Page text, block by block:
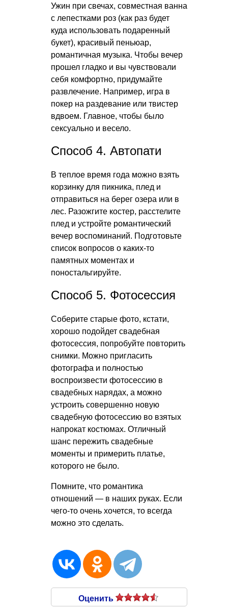
Ужин при свечах, совместная ванна
с лепестками роз (как раз будет
куда использовать подаренный
букет), красивый пеньюар,
романтичная музыка. Чтобы вечер
прошел гладко и вы чувствовали
себя комфортно, придумайте
развлечение. Например, игра в
покер на раздевание или твистер
вдвоем. Главное, чтобы было
сексуально и весело.
Способ 4. Автопати
В теплое время года можно взять
корзинку для пикника, плед и
отправиться на берег озера или в
лес. Разожгите костер, расстелите
плед и устройте романтический
вечер воспоминаний. Подготовьте
список вопросов о каких-то
памятных моментах и
поностальгируйте.
Способ 5. Фотосессия
Соберите старые фото, кстати,
хорошо подойдет свадебная
фотосессия, попробуйте повторить
снимки. Можно пригласить
фотографа и полностью
воспроизвести фотосессию в
свадебных нарядах, а можно
устроить совершенно новую
свадебную фотосессию во взятых
напрокат костюмах. Отличный
шанс пережить свадебные
моменты и примерить платье,
которого не было.
Помните, что романтика
отношений — в наших руках. Если
чего-то очень хочется, то всегда
можно это сделать.
Оценить